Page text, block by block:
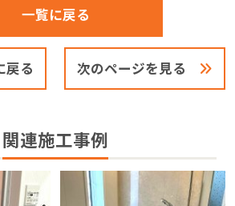
戻る
一覧に戻る
次のページを見る
関連施工事例